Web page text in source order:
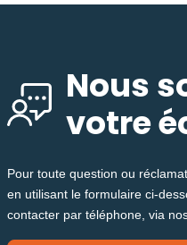
Nous
votre
Pour toute question ou
en utilisant le formulaire ci-
contacter par téléphone, via